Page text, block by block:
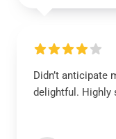
Didn’t anticipate
delightful. Highly